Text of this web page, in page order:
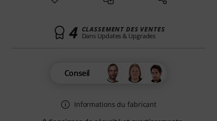
4 CLASSEMENT DES VENTES
Dans Updates & Upgrades
Conseil
Informations du fabricant